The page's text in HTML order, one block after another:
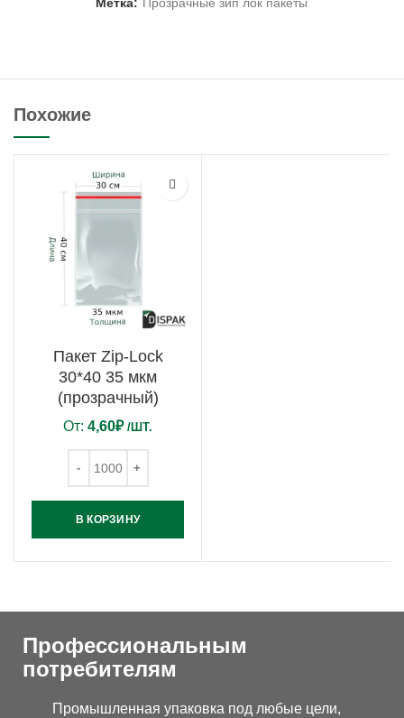
Метка: Прозрачные зип лок пакеты
Похожие
Пакет Zip-Lock
30*40 35 мкм
(прозрачный)
От: 4,60₽ /ШТ.
В КОРЗИНУ
Профессиональным
потребителям
Промышленная упаковка под любые цели,